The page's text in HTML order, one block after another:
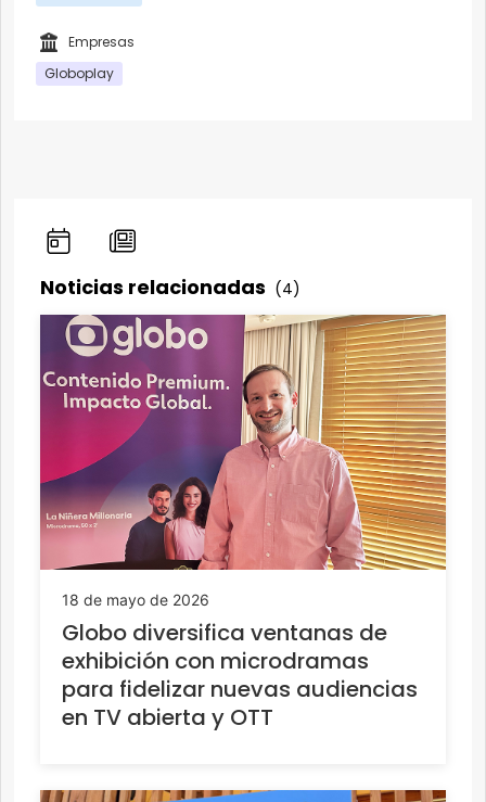
Empresas
Globoplay
Noticias relacionadas (4)
18 de mayo de 2026
Globo diversifica ventanas de
exhibición con microdramas
para fidelizar nuevas audiencias
en TV abierta y OTT